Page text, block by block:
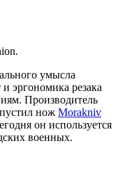
умысла
эргономика резака
Производитель
нож Morakniv
он используется
военных.